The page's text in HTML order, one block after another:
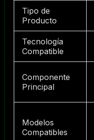
Tipo de
Producto
Tecnología
Compatible
Componente
Principal
Modelos
Compatibles